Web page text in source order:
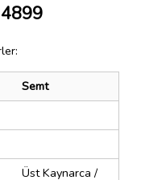
Semt
Üst Kaynarca /